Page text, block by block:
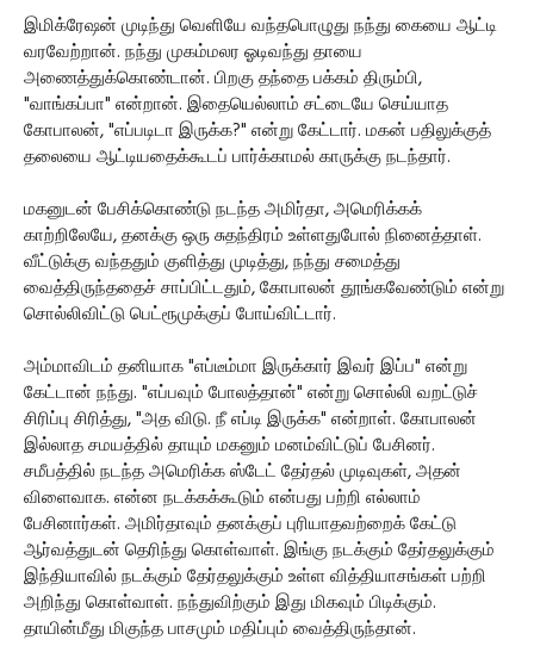
இமிக்ரேஷன் முடிந்து வெளியே வந்தபொழுது நந்து கையை ஆட்டி
வரவேற்றான். நந்து முகம்மலர ஓடிவந்து தாயை
அணைத்துக்கொண்டான். பிறகு தந்தை பக்கம் திரும்பி,
"வாங்கப்பா" என்றான். இதையெல்லாம் சட்டையே செய்யாத
கோபாலன், "எப்படிடா இருக்க?" என்று கேட்டார். மகன் பதிலுக்குத்
தலையை ஆட்டியதைக்கூடப் பார்க்காமல் காருக்கு நடந்தார்.
மகனுடன் பேசிக்கொண்டு நடந்த அமிர்தா, அமெரிக்கக்
காற்றிலேயே, தனக்கு ஒரு சுதந்திரம் உள்ளதுபோல் நினைத்தாள்.
வீட்டுக்கு வந்ததும் குளித்து முடித்து, நந்து சமைத்து
வைத்திருந்ததைச் சாப்பிட்டதும், கோபாலன் தூங்கவேண்டும் என்று
சொல்லிவிட்டு பெட்ரூமுக்குப் போய்விட்டார்.
அம்மாவிடம் தனியாக "எப்டீம்மா இருக்கார் இவர் இப்ப" என்று
கேட்டான் நந்து. "எப்பவும் போலத்தான்" என்று சொல்லி வறட்டுச்
சிரிப்பு சிரித்து, "அத விடு. நீ எப்டி இருக்க" என்றாள். கோபாலன்
இல்லாத சமயத்தில் தாயும் மகனும் மனம்விட்டுப் பேசினர்.
சமீபத்தில் நடந்த அமெரிக்க ஸ்டேட் தேர்தல் முடிவுகள், அதன்
விளைவாக. என்ன நடக்கக்கூடும் என்பது பற்றி எல்லாம்
பேசினார்கள். அமிர்தாவும் தனக்குப் புரியாதவற்றைக் கேட்டு
ஆர்வத்துடன் தெரிந்து கொள்வாள். இங்கு நடக்கும் தேர்தலுக்கும்
இந்தியாவில் நடக்கும் தேர்தலுக்கும் உள்ள வித்தியாசங்கள் பற்றி
அறிந்து கொள்வாள். நந்துவிற்கும் இது மிகவும் பிடிக்கும்.
தாயின்மீது மிகுந்த பாசமும் மதிப்பும் வைத்திருந்தான்.